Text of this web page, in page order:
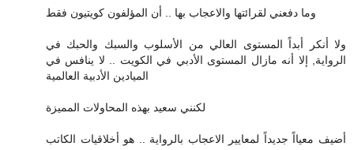
وما دفعني لقرائتها والاعجاب بها .. أن المؤلفون كويتيون فقط
ولا أنكر أبداً المستوى العالي من الأسلوب والسبك والحبك في
الرواية, إلا أنه مازال المستوى الأدبي في الكويت .. لا ينافس في
الميادين الأدبية العالمية
لكنني سعيد بهذه المحاولات المميزة
أضيف معيااً جديداً لمعايير الاعجاب بالرواية .. هو أخلاقيات الكاتب